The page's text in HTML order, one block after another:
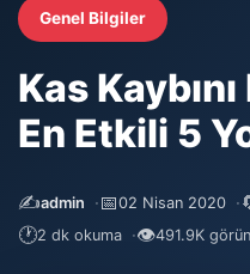
Genel Bilgiler
Kas
En Etkili 5
✍️admin 📅02 Nisan 2020
🕐2 dk okuma 👁491.9K